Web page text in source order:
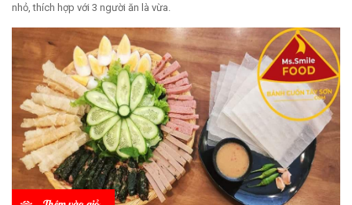
nhỏ, thích hợp với 3 người ăn là vừa.